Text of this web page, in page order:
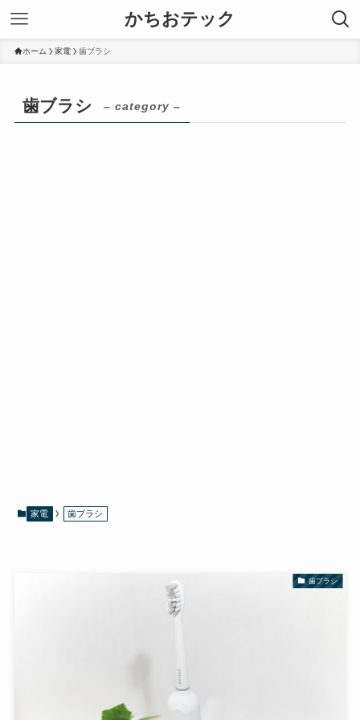
かちおテック
ホーム 家電 歯ブラシ
歯ブラシ – category –
家電 歯ブラシ
歯ブラシ